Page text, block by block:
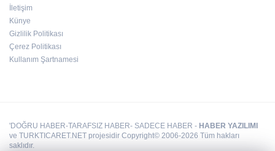
İletişim
Künye
Gizlilik Politikası
Çerez Politikası
Kullanım Şartnamesi
'DOĞRU HABER-TARAFSIZ HABER- SADECE HABER - HABER YAZILIMI
ve TURKTICARET.NET projesidir Copyright© 2006-2026 Tüm hakları
saklıdır.